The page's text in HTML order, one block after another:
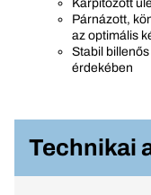
Kárpitozott
Párnázott,
az optimális
Stabil
érdekében
Technikai